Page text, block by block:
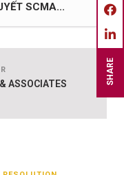
SCMA...
SHARE
ASSOCIATES